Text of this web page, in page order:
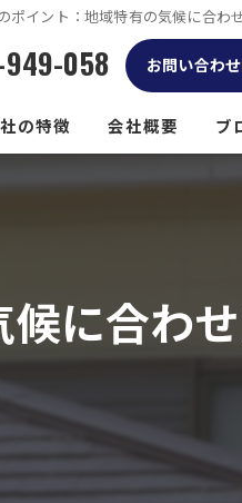
ポイント：地域特有の気候に合わ
949-058 お問い合わ
の特徴
工事
工事
会社概要 ブ
に合わ